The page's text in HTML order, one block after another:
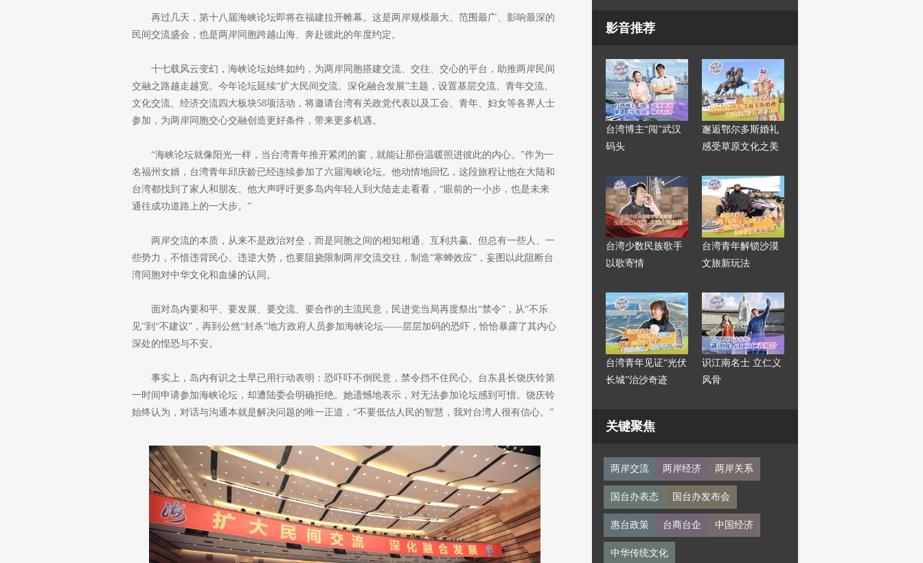
再过几天，第十八届海峡论坛即将在福建拉开帷幕。这是两岸规模最大、范围最广、影响最深的
民间交流盛会，也是两岸同胞跨越山海、奔赴彼此的年度约定。
十七载风云变幻，海峡论坛始终如约，为两岸同胞搭建交流、交往、交心的平台，助推两岸民间
交融之路越走越宽。今年论坛延续“扩大民间交流、深化融合发展”主题，设置基层交流、青年交流、
文化交流、经济交流四大板块58项活动，将邀请台湾有关政党代表以及工会、青年、妇女等各界人士
参加，为两岸同胞交心交融创造更好条件，带来更多机遇。
“海峡论坛就像阳光一样，当台湾青年推开紧闭的窗，就能让那份温暖照进彼此的内心。”作为一
名福州女婿，台湾青年邱庆龄已经连续参加了六届海峡论坛。他动情地回忆，这段旅程让他在大陆和
台湾都找到了家人和朋友。他大声呼吁更多岛内年轻人到大陆走走看看，“眼前的一小步，也是未来
通往成功道路上的一大步。”
两岸交流的本质，从来不是政治对垒，而是同胞之间的相知相通、互利共赢。但总有一些人、一
些势力，不惜违背民心、违逆大势，也要阻挠限制两岸交流交往，制造“寒蝉效应”，妄图以此阻断台
湾同胞对中华文化和血缘的认同。
面对岛内要和平、要发展、要交流、要合作的主流民意，民进党当局再度祭出“禁令”，从“不乐
见”到“不建议”，再到公然“封杀”地方政府人员参加海峡论坛——层层加码的恐吓，恰恰暴露了其内心
深处的惶恐与不安。
事实上，岛内有识之士早已用行动表明：恐吓吓不倒民意，禁令挡不住民心。台东县长饶庆铃第
一时间申请参加海峡论坛，却遭陆委会明确拒绝。她遗憾地表示，对无法参加论坛感到可惜。饶庆铃
始终认为，对话与沟通本就是解决问题的唯一正道，“不要低估人民的智慧，我对台湾人很有信心。”
影音推荐
台湾博主“闯”武汉
码头
邂逅鄂尔多斯婚礼
感受草原文化之美
台湾少数民族歌手
以歌寄情
台湾青年解锁沙漠
文旅新玩法
台湾青年见证“光伏
长城”治沙奇迹
识江南名士 立仁义
风骨
关键聚焦
两岸交流 两岸经济 两岸关系
国台办表态 国台办发布会
惠台政策 台商台企 中国经济
中华传统文化